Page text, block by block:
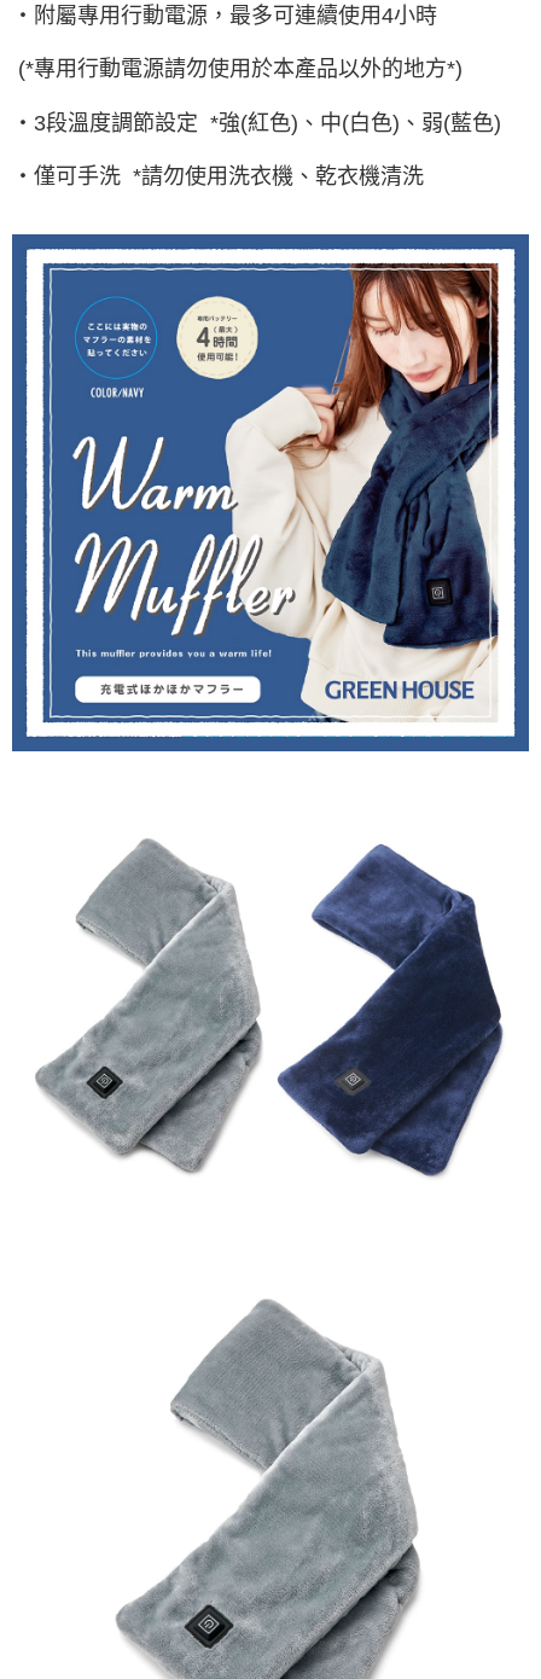
・附屬專用行動電源，最多可連續使用4小時
(*專用行動電源請勿使用於本產品以外的地方*)
・3段溫度調節設定 *強(紅色)、中(白色)、弱(藍色)
・僅可手洗 *請勿使用洗衣機、乾衣機清洗